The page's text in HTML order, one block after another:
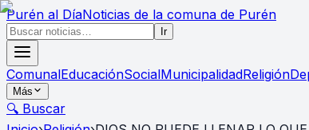
Purén al DíaNoticias de la comuna de Purén
Ir
ComunalEducaciónSocialMunicipalidadReligión
Más
🔍 Buscar